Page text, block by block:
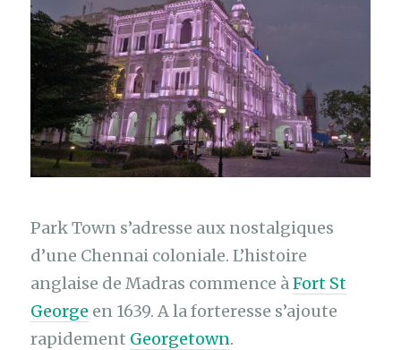
Park Town s’adresse aux nostalgiques
d’une Chennai coloniale. L’histoire
anglaise de Madras commence àFort St
George en 1639. A la forteresse s’ajoute
rapidement Georgetown.